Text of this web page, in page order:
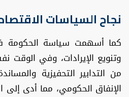
نجاح السياسات
كما أسهمت سياسة الحكومة
وتنويع الإيرادات، وفي
من التدابير التحفيزية
الإنفاق الحكومي، مما أدى إلى